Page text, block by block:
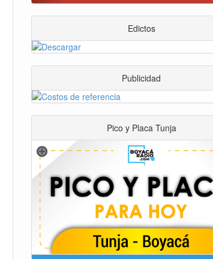
Edictos
Publicidad
Pico y Placa Tunja